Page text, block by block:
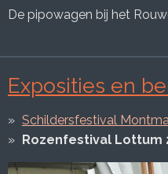
Exposities en
Schildersfestival
Rozenfestival Lottum